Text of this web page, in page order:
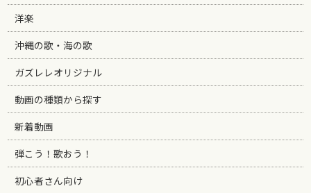
洋楽
沖縄の歌・海の歌
ガズレレオリジナル
動画の種類から探す
新着動画
弾こう！歌おう！
初心者さん向け